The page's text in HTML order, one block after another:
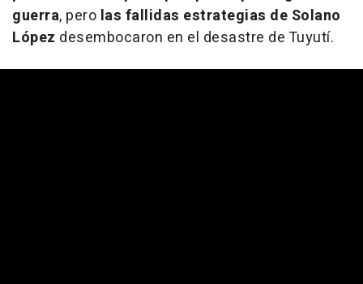
guerra, pero las fallidas estrategias de Solano
López desembocaron en el desastre de Tuyutí.